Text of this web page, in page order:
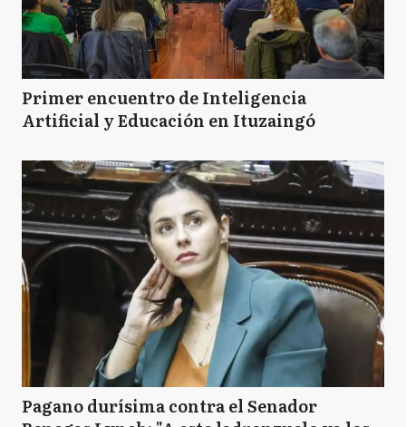
Primer encuentro de Inteligencia
Artificial y Educación en Ituzaingó
Pagano durísima contra el Senador